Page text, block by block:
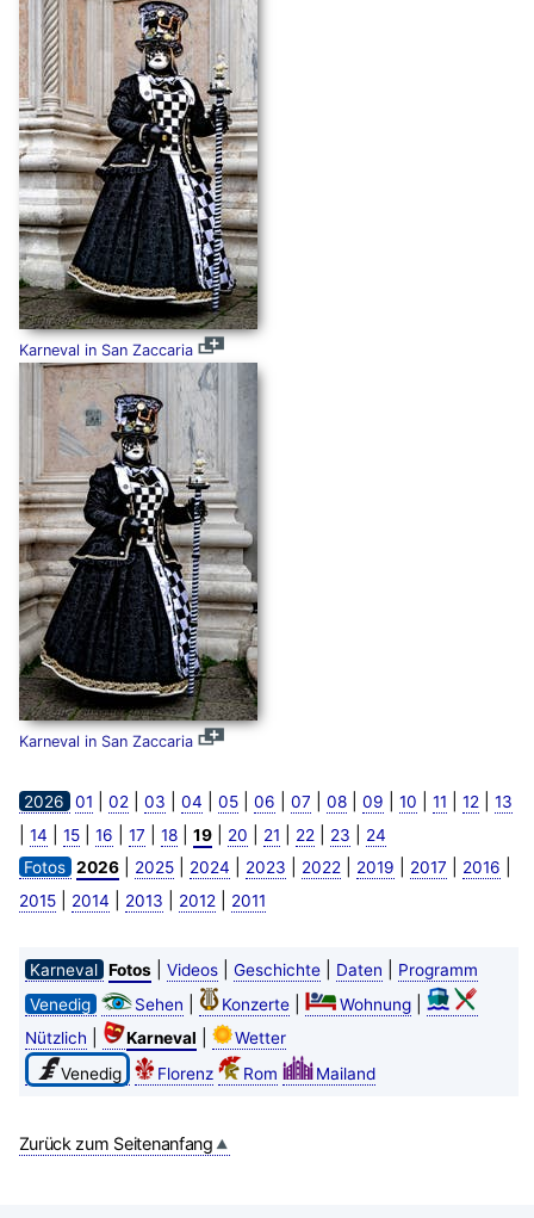
Karneval in San Zaccaria
Karneval in San Zaccaria
2026 01 02 03 04 05| 06 07 08| 09 10 11 12 13
14 15| 16 17 18| 19| 20 21 22 23
24
Fotos 2026| 2025| 2024 2023 2022 2019 2017 2016
2015| 2014 2013 2012 2011
Karneval Fotos| Videos| Geschichte| Daten
Programm
Venedig
Sehen Konzerte| Wohnung|
Nützlich Karneval
Wetter
Venedig
Florenz Rom Mailand
Zurück zum Seitenanfang